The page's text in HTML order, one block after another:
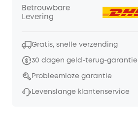
Betrouwbare
Levering
Gratis, snelle verzending
30 dagen geld-terug-garantie
Probleemloze garantie
Levenslange klantenservice